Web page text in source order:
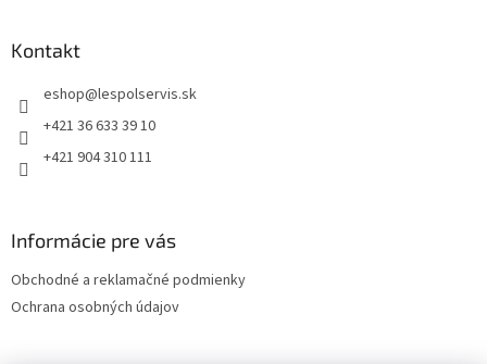
Kontakt
eshop@lespolservis.sk
+421 36 633 39 10
+421 904 310 111
Informácie pre vás
Obchodné a reklamačné podmienky
Ochrana osobných údajov